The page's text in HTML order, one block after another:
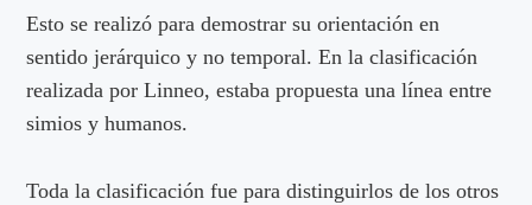
Esto se realizó para demostrar su orientación en
sentido jerárquico y no temporal. En la clasificación
realizada por Linneo, estaba propuesta una línea entre
simios y humanos.
Toda la clasificación fue para distinguirlos de los otros